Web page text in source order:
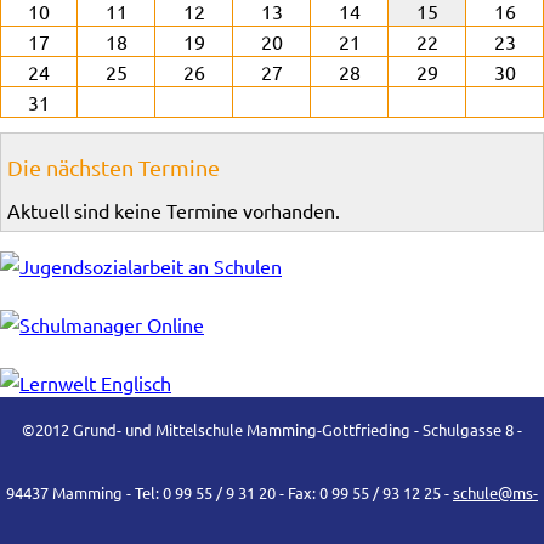
10
11 12 13 14 15
16
17
18 19 20 21 22
23
24
25 26 27 28 29
30
31
Die nächsten Termine
Aktuell sind keine Termine vorhanden.
©2012 Grund- und Mittelschule Mamming-Gottfrieding - Schulgasse 8 -
94437 Mamming - Tel: 0 99 55 / 9 31 20 - Fax: 0 99 55 / 93 12 25 -schule@ms-